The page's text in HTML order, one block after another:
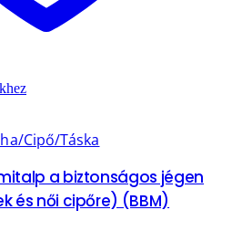
Cipő/Táska
a biztonságos jégen
és női cipőre) (BBM)